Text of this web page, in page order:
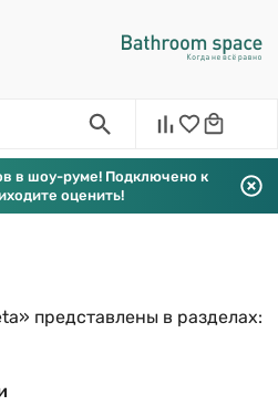
в шоу-руме! Подключено к
оценить!
представлены в разделах: